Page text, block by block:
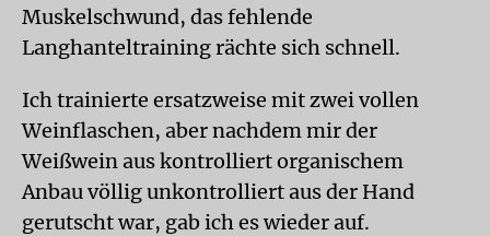
Muskelschwund, das fehlende
Langhanteltraining rächte sich schnell.
Ich trainierte ersatzweise mit zwei vollen
Weinflaschen, aber nachdem mir der
Weißwein aus kontrolliert organischem
Anbau völlig unkontrolliert aus der Hand
gerutscht war, gab ich es wieder auf.